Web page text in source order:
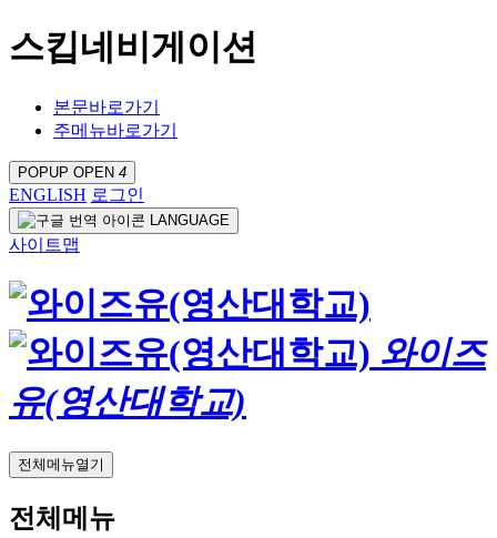
스킵네비게이션
본문바로가기
주메뉴바로가기
POPUP OPEN 4
ENGLISH 로그인
LANGUAGE
사이트맵
와이즈
유(영산대학교)
전체메뉴열기
전체메뉴